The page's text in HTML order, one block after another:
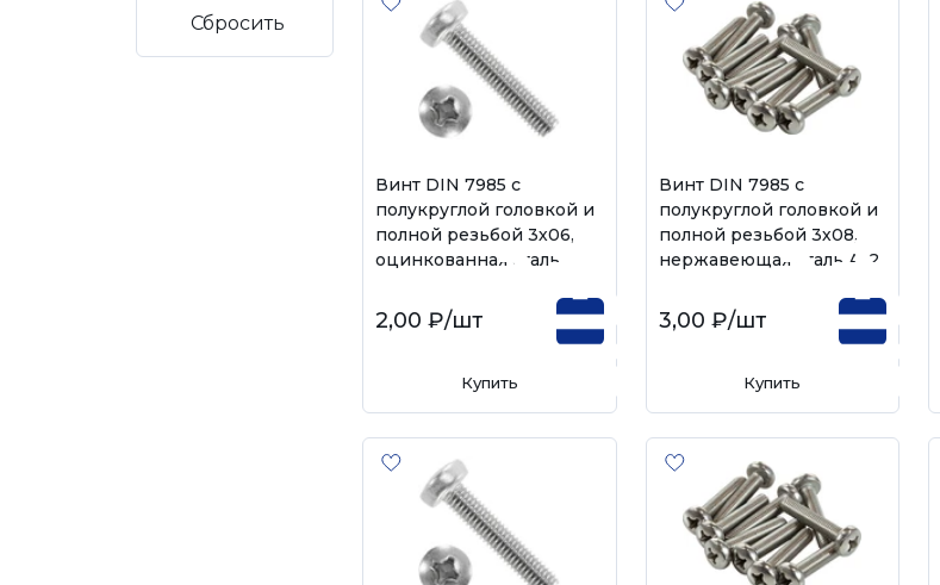
Сбросить
Винт DIN 7985 с
полукруглой головкой и
полной резьбой 3х06,
оцинкованная сталь
2,00 ₽/шт
Купить
Винт DIN 7985 с
полукруглой головкой и
полной резьбой 3х08,
нержавеющая сталь А-2
3,00 ₽/шт
Купить